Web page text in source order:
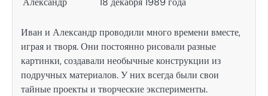
Иван и Александр проводили много времени вместе,
играя и творя. Они постоянно рисовали разные
картинки, создавали необычные конструкции из
подручных материалов. У них всегда были свои
тайные проекты и творческие эксперименты.